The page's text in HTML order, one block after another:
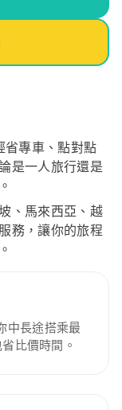
專車、點對點
是一人旅行還是
、馬來西亞、越
務，讓你的旅程
中長途搭乘最
比價時間。